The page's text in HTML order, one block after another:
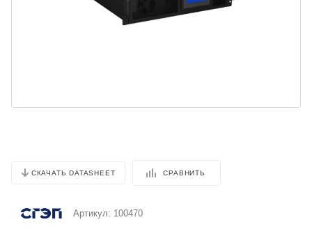
СКАЧАТЬ DATASHEET СРАВНИТЬ
Артикул: 100470